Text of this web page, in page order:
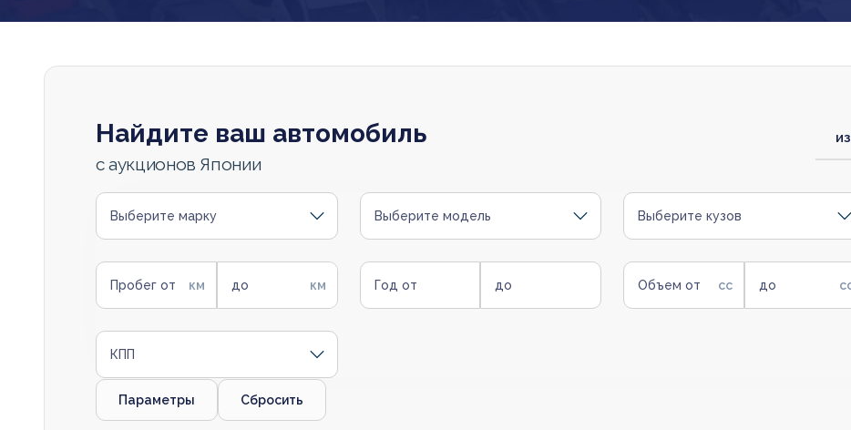
Найдите ваш автомобиль
с аукционов Японии
Выберите марку Выберите модель Выберите кузов
Пробег от до Год от до Объем от до
КПП
Параметры Сбросить